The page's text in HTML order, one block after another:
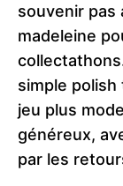
souvenir pas
madeleine
simple polish
jeu plus
généreux,
par les